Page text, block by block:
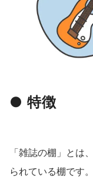
● 特徴
「雑誌の棚」とは、
られている棚です。